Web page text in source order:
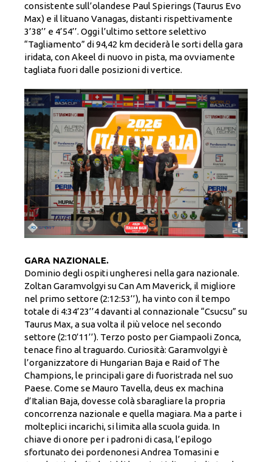
consistente sull’olandese Paul Spierings (Taurus Evo
Max) e il lituano Vanagas, distanti rispettivamente
3’38’’ e 4’54’’. Oggi l’ultimo settore selettivo
“Tagliamento” di 94,42 km deciderà le sorti della gara
iridata, con Akeel di nuovo in pista, ma ovviamente
tagliata fuori dalle posizioni di vertice.
GARA NAZIONALE.
Dominio degli ospiti ungheresi nella gara nazionale.
Zoltan Garamvolgyi su Can Am Maverick, il migliore
nel primo settore (2:12:53’’), ha vinto con il tempo
totale di 4:34’23’’4 davanti al connazionale “Csucsu” su
Taurus Max, a sua volta il più veloce nel secondo
settore (2:10’11’’). Terzo posto per Giampaoli Zonca,
tenace fino al traguardo. Curiosità: Garamvolgyi è
l’organizzatore di Hungarian Baja e Raid of The
Champions, le principali gare di fuoristrada nel suo
Paese. Come se Mauro Tavella, deus ex machina
d’Italian Baja, dovesse colà sbaragliare la propria
concorrenza nazionale e quella magiara. Ma a parte i
molteplici incarichi, si limita alla scuola guida. In
chiave di onore per i padroni di casa, l’epilogo
sfortunato dei pordenonesi Andrea Tomasini e